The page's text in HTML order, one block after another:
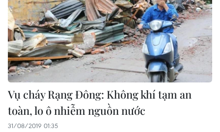
Vụ cháy Rạng Đông: Không khí tạm an
toàn, lo ô nhiễm nguồn nước
31/08/2019 01:35